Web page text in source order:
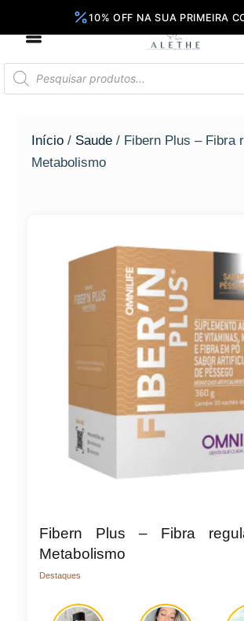
conteúdo
Pesquisar
produtos
Início / Saude / Fibern Plus – Fibra
Metabolismo
Fibern Plus – Fibra
Metabolismo
Destaques